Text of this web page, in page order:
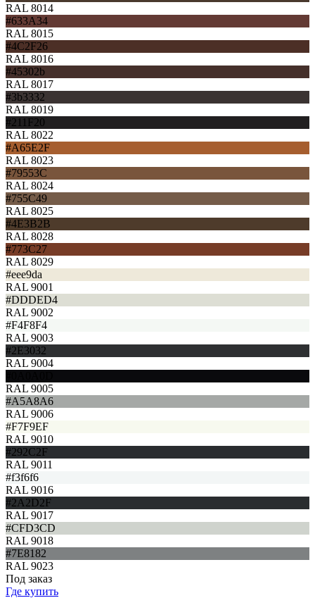
RAL 8014
#633A34
RAL 8015
#4C2F26
RAL 8016
#45302b
RAL 8017
#3b3332
RAL 8019
#211F20
RAL 8022
#A65E2F
RAL 8023
#79553C
RAL 8024
#755C49
RAL 8025
#4E3B2B
RAL 8028
#773C27
RAL 8029
#eee9da
RAL 9001
#DDDED4
RAL 9002
#F4F8F4
RAL 9003
#2E3032
RAL 9004
RAL 9005
#A5A8A6
RAL 9006
#F7F9EF
RAL 9010
#292C2F
RAL 9011
#f3f6f6
RAL 9016
#2A2D2F
RAL 9017
#CFD3CD
RAL 9018
#7E8182
RAL 9023
Под заказ
Где купить